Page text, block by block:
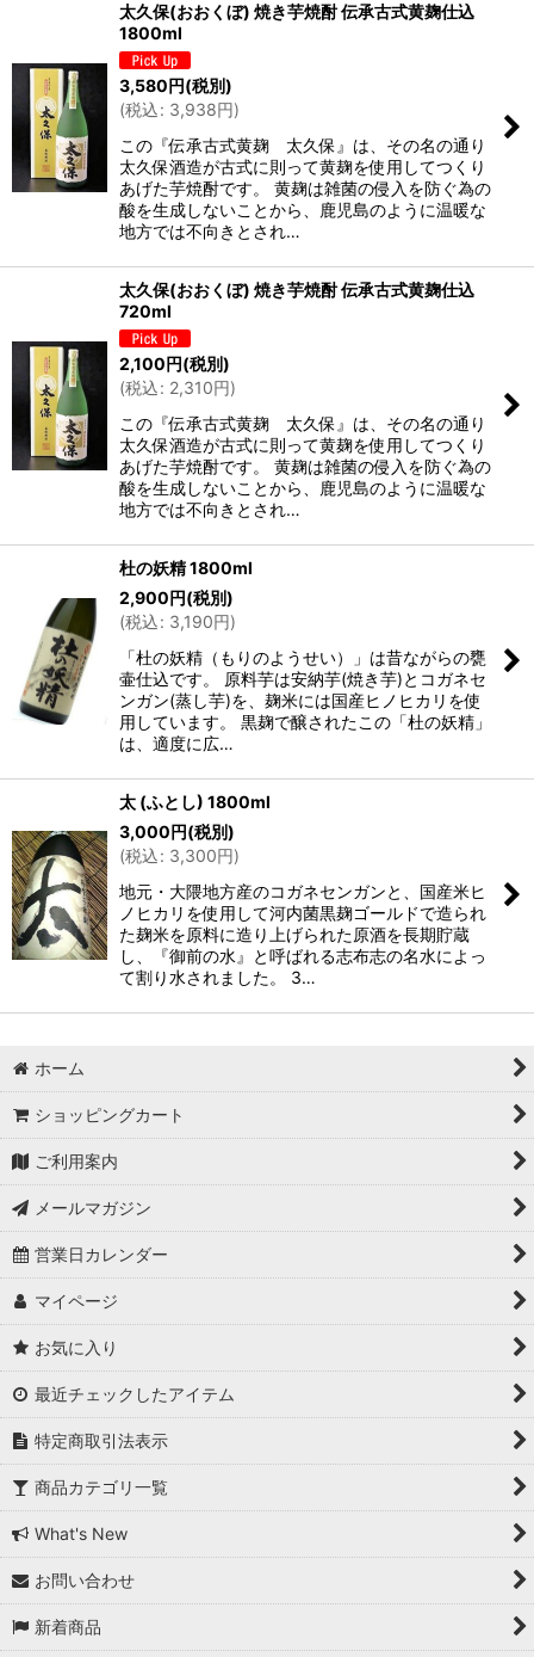
太久保(おおくぼ) 焼き芋焼酎 伝承古式黄麹仕込
1800ml
3,580円(税別)
(税込: 3,938円)
この『伝承古式黄麹 太久保』は、その名の通り
太久保酒造が古式に則って黄麹を使用してつくり
あげた芋焼酎です。 黄麹は雑菌の侵入を防ぐ為の
酸を生成しないことから、鹿児島のように温暖な
地方では不向きとされ…
太久保(おおくぼ) 焼き芋焼酎 伝承古式黄麹仕込
720ml
2,100円(税別)
(税込: 2,310円)
この『伝承古式黄麹 太久保』は、その名の通り
太久保酒造が古式に則って黄麹を使用してつくり
あげた芋焼酎です。 黄麹は雑菌の侵入を防ぐ為の
酸を生成しないことから、鹿児島のように温暖な
地方では不向きとされ…
杜の妖精 1800ml
2,900円(税別)
(税込: 3,190円)
「杜の妖精（もりのようせい）」は昔ながらの甕
壷仕込です。 原料芋は安納芋(焼き芋)とコガネセ
ンガン(蒸し芋)を、麹米には国産ヒノヒカリを使
用しています。 黒麹で醸されたこの「杜の妖精」
は、適度に広…
太 (ふとし) 1800ml
3,000円(税別)
(税込: 3,300円)
地元・大隈地方産のコガネセンガンと、国産米ヒ
ノヒカリを使用して河内菌黒麹ゴールドで造られ
た麹米を原料に造り上げられた原酒を長期貯蔵
し、『御前の水』と呼ばれる志布志の名水によっ
て割り水されました。 3…
ホーム
ショッピングカート
ご利用案内
メールマガジン
営業日カレンダー
マイページ
お気に入り
最近チェックしたアイテム
特定商取引法表示
商品カテゴリ一覧
What's New
お問い合わせ
新着商品